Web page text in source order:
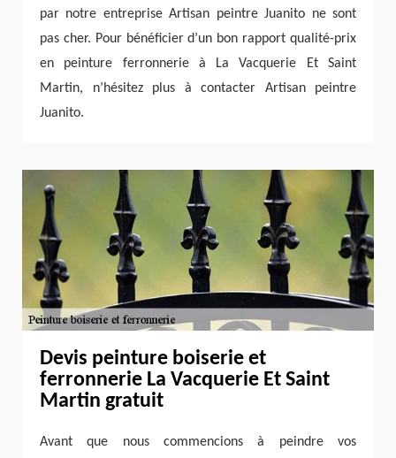
par notre entreprise Artisan peintre Juanito ne sont
pas cher. Pour bénéficier d’un bon rapport qualité-prix
en peinture ferronnerie à La Vacquerie Et Saint
Martin, n’hésitez plus à contacter Artisan peintre
Juanito.
Devis peinture boiserie et
ferronnerie La Vacquerie Et Saint
Martin gratuit
Avant que nous commencions à peindre vos